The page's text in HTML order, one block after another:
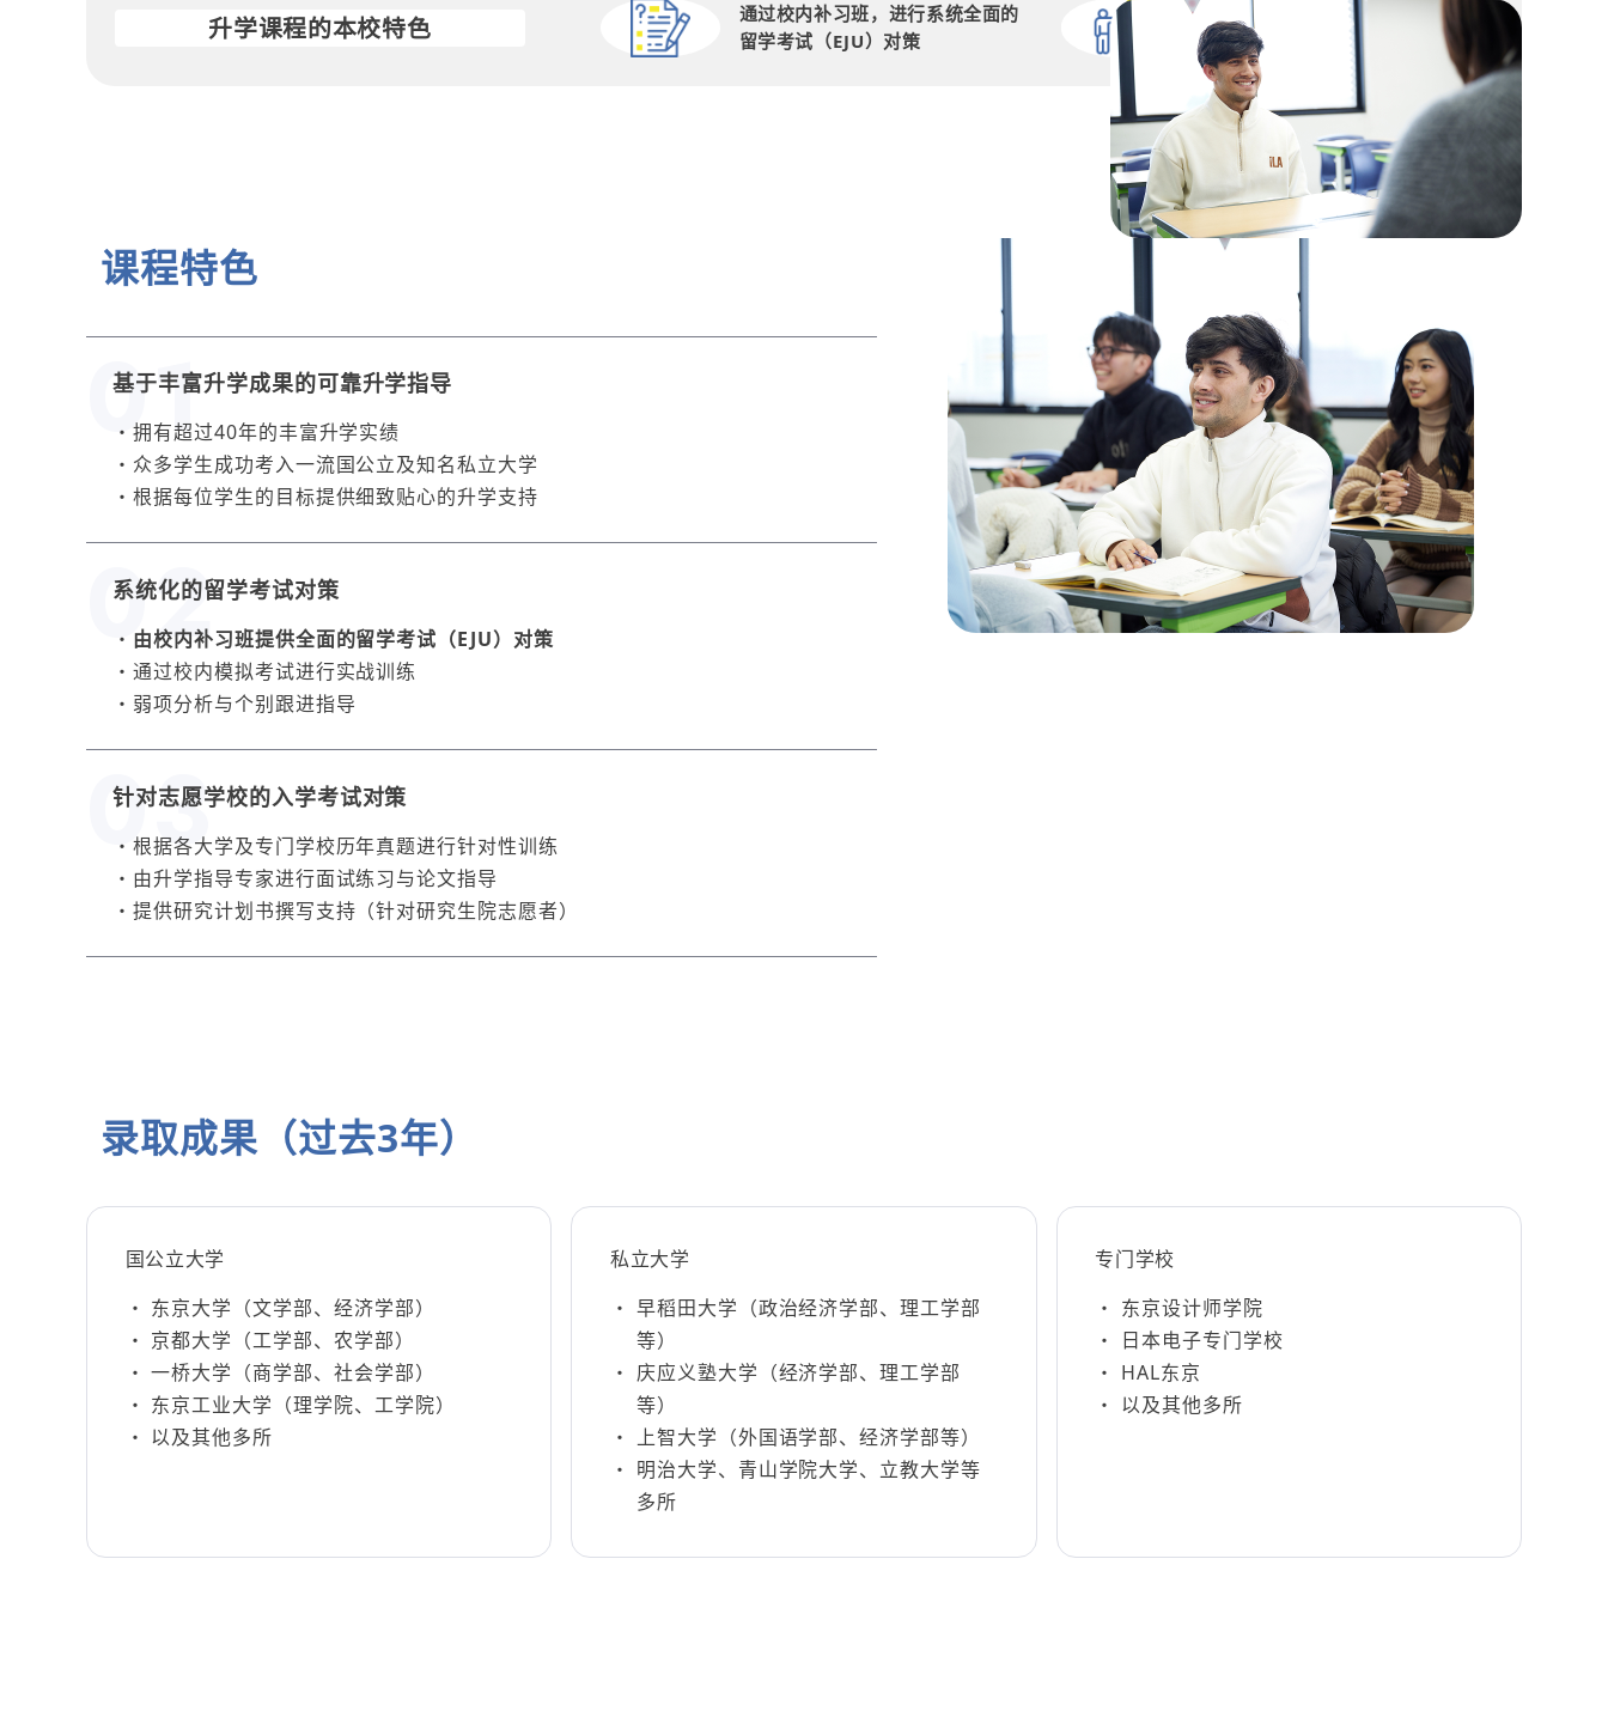
升学课程的本校特色
通过校内补习班，进行系统全面的
留学考试（EJU）对策
每位学生都有专属负责人，因此可
以安心进行升学咨询
课程特色
基于丰富升学成果的可靠升学指导
拥有超过40年的丰富升学实绩
众多学生成功考入一流国公立及知名私立大学
根据每位学生的目标提供细致贴心的升学支持
系统化的留学考试对策
由校内补习班提供全面的留学考试（EJU）对策
通过校内模拟考试进行实战训练
弱项分析与个别跟进指导
针对志愿学校的入学考试对策
根据各大学及专门学校历年真题进行针对性训练
由升学指导专家进行面试练习与论文指导
提供研究计划书撰写支持（针对研究生院志愿者）
录取成果（过去3年）
国公立大学
东京大学（文学部、经济学部）
京都大学（工学部、农学部）
一桥大学（商学部、社会学部）
东京工业大学（理学院、工学院）
以及其他多所
私立大学
早稻田大学（政治经济学部、理工学部
等）
庆应义塾大学（经济学部、理工学部
等）
上智大学（外国语学部、经济学部等）
明治大学、青山学院大学、立教大学等
多所
专门学校
东京设计师学院
日本电子专门学校
HAL东京
以及其他多所